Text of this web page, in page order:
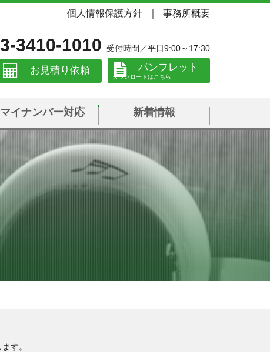
個人情報保護方針 事務所概要
3410-1010 受付時間／平日9:00～17:30
お見積り依頼 パンフレット
マイナンバー対応 新着情報
す。